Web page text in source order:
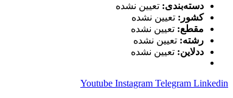
دسته‌بندی: تعیین نشده
کشور: تعیین نشده
مقطع: تعیین نشده
رشته: تعیین نشده
ددلاین: تعیین نشده
Youtube Instagram Telegram Linkedin